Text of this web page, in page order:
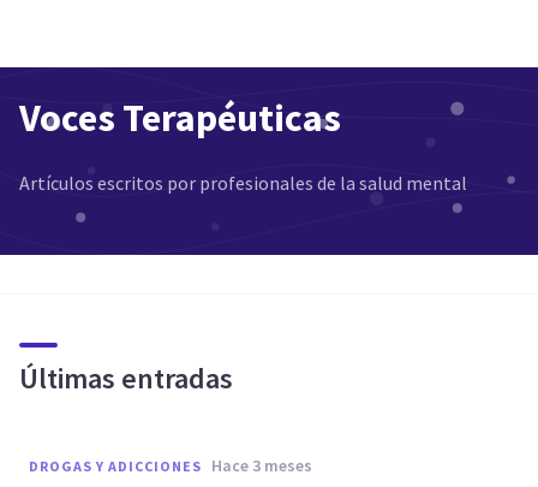
Voces Terapéuticas
Artículos escritos por profesionales de la salud mental
Últimas entradas
DROGAS Y ADICCIONES hace 3 meses